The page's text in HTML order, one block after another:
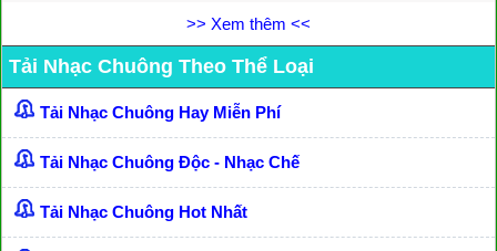
>> Xem thêm <<
Tải Nhạc Chuông Theo Thể Loại
Tải Nhạc Chuông Hay Miễn Phí
Tải Nhạc Chuông Độc - Nhạc Chế
Tải Nhạc Chuông Hot Nhất